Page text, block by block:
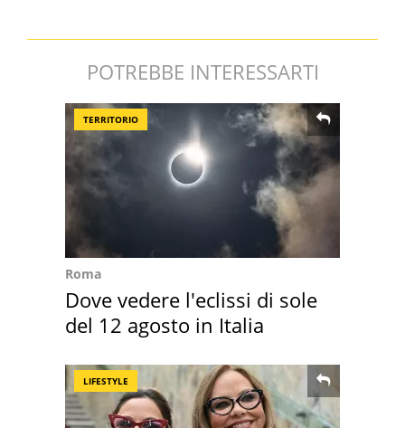
POTREBBE INTERESSARTI
TERRITORIO
Roma
Dove vedere l'eclissi di sole
del 12 agosto in Italia
LIFESTYLE